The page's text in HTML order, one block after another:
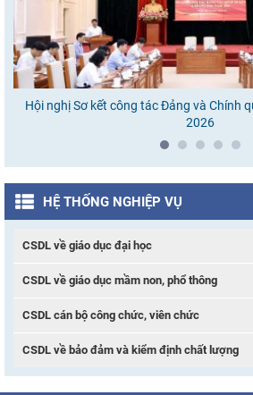
Hội nghị Sơ kết công tác Đảng và Chính
2026
HỆ THỐNG NGHIỆP VỤ
CSDL về giáo dục đại học
CSDL về giáo dục mầm non, phổ thông
CSDL cán bộ công chức, viên chức
CSDL về bảo đảm và kiểm định chất lượng